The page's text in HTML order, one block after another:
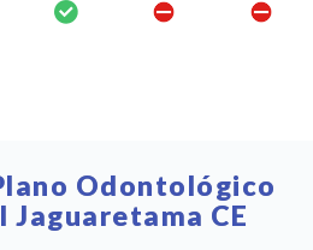
Odontológico
CE